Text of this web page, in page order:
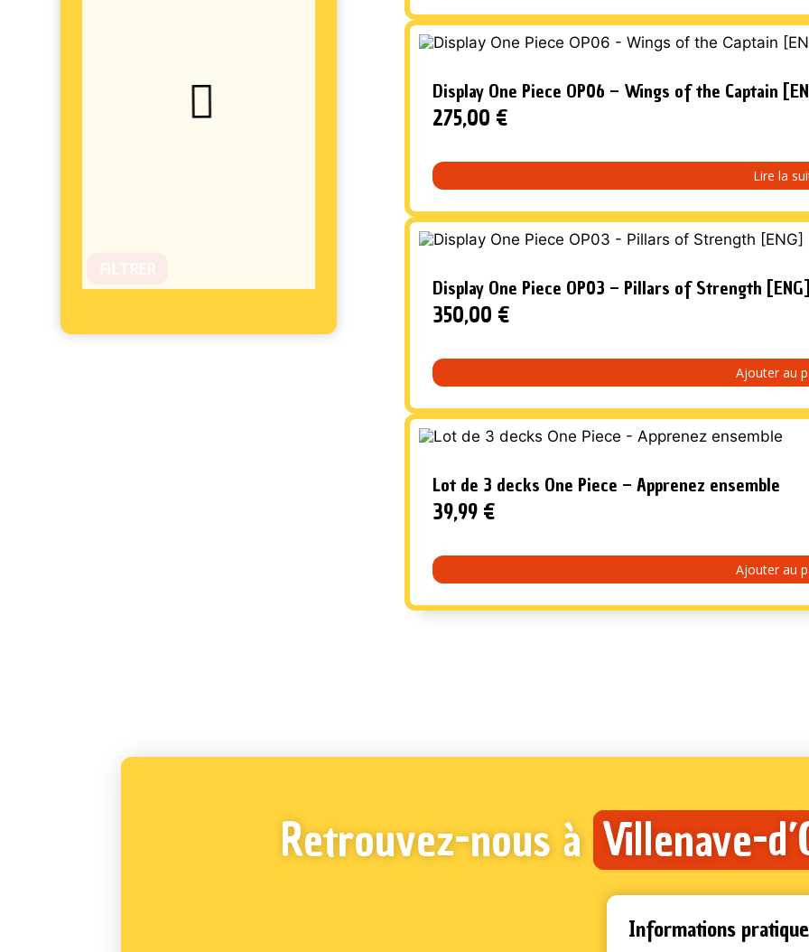
Display One Piece OP06 – Wings of the Captain
275,00 €
Lire la
Display One Piece OP03 – Pillars of Strength [ENG]
350,00 €
Ajouter au
Lot de 3 decks One Piece – Apprenez ensemble
39,99 €
Ajouter au
FILTRER
Retrouvez-nous à Villenave-
Informations